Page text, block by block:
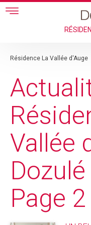
Skip to main content
Résidence La Vallée d'Auge
Vallée
Page 2